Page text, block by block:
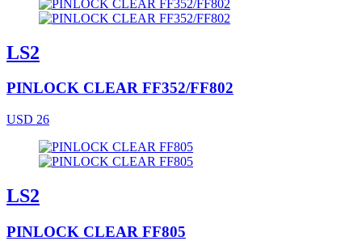
LS2
PINLOCK CLEAR FF352/FF802
USD 26
LS2
PINLOCK CLEAR FF805